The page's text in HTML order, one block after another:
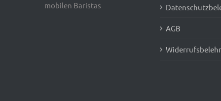
mobilen Baristas
AGB